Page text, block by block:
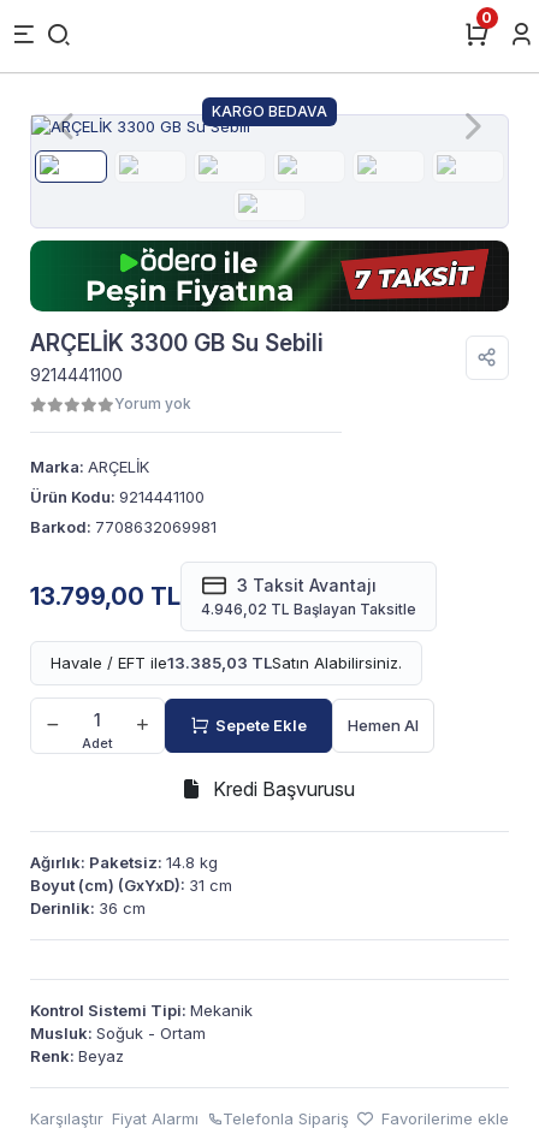
0
KARGO BEDAVA
ARÇELİK 3300 GB Su Sebili
9214441100
Yorum yok
Marka: ARÇELİK
Ürün Kodu: 9214441100
Barkod: 7708632069981
13.799,00 TL 3 Taksit Avantajı
4.946,02 TL Başlayan Taksitle
Havale / EFT ile13.385,03 TLSatın Alabilirsiniz.
Adet
Sepete Ekle Hemen Al
Kredi Başvurusu
Ağırlık: Paketsiz: 14.8 kg
Boyut (cm) (GxYxD): 31 cm
Derinlik: 36 cm
Kontrol Sistemi Tipi: Mekanik
Musluk: Soğuk - Ortam
Renk: Beyaz
Karşılaştır Fiyat Alarmı Telefonla Sipariş Favorilerime ekle